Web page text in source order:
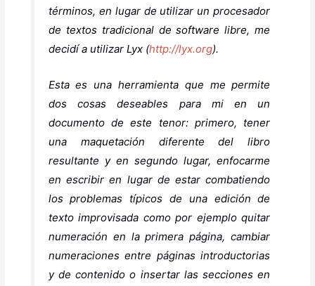
términos, en lugar de utilizar un procesador
de textos tradicional de software libre, me
decidí a utilizar Lyx (http://lyx.org).
Esta es una herramienta que me permite
dos cosas deseables para mi en un
documento de este tenor: primero, tener
una maquetación diferente del libro
resultante y en segundo lugar, enfocarme
en escribir en lugar de estar combatiendo
los problemas típicos de una edición de
texto improvisada como por ejemplo quitar
numeración en la primera página, cambiar
numeraciones entre páginas introductorias
y de contenido o insertar las secciones en